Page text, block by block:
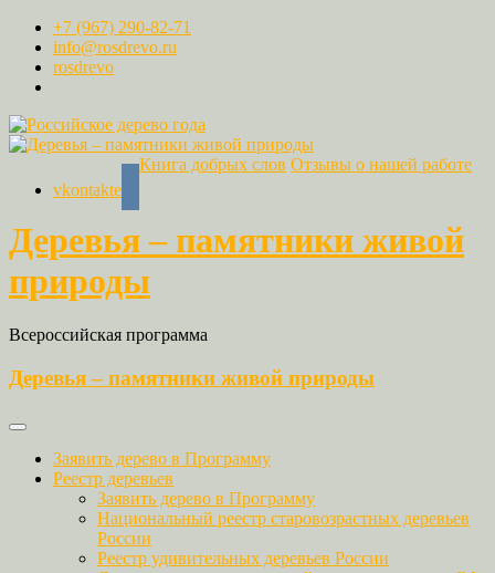
+7 (967) 290-82-71
info@rosdrevo.ru
rosdrevo
vkontakte
Книга добрых слов Отзывы о нашей работе
Деревья – памятники живой
природы
Всероссийская программа
Деревья – памятники живой природы
Заявить дерево в Программу
Реестр деревьев
Заявить дерево в Программу
Национальный реестр старовозрастных деревьев
России
Реестр удивительных деревьев России